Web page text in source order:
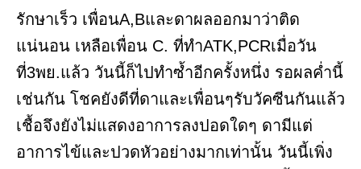
รักษาเร็ว เพื่อนA,Bและดาผลออกมาว่าติด
แน่นอน เหลือเพื่อน C. ที่ทำATK,PCRเมื่อวัน
ที่3พย.แล้ว วันนี้ก็ไปทำซ้ำอีกครั้งหนึ่ง รอผลค่ำนี้
เช่นกัน โชคยังดีที่ดาและเพื่อนๆรับวัคซีนกันแล้ว
เชื้อจึงยังไม่แสดงอาการลงปอดใดๆ ดามีแต่
อาการไข้และปวดหัวอย่างมากเท่านั้น วันนี้เพิ่ง